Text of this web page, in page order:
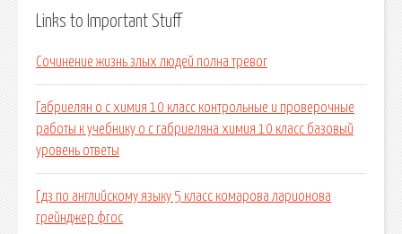
Links to Important Stuff
Сочинение жизнь злых людей полна тревог
Габриелян о с химия 10 класс контрольные и проверочные
работы к учебнику о с габриеляна химия 10 класс базовый
уровень ответы
Гдз по английскому языку 5 класс комарова ларионова
грейнджер фгос